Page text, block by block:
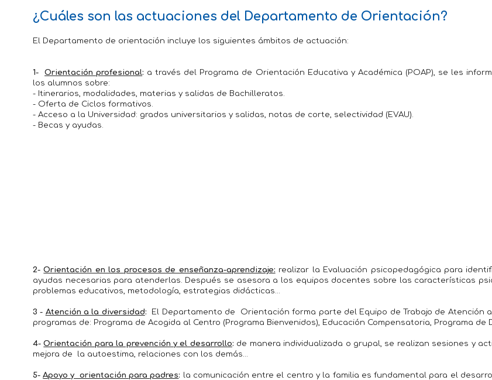
¿Cuáles son las actuaciones del Departamento de Orientación?
El Departamento de orientación incluye los siguientes ámbitos de actuación:
1-Orientación profesional: a través del Programa de Orientación Educativa y Académica (POAP), se les
los alumnos sobre:
- Itinerarios, modalidades, materias y salidas de Bachilleratos.
- Oferta de Ciclos formativos.
- Acceso a la Universidad: grados universitarios y salidas, notas de corte, selectividad (EVAU).
- Becas y ayudas.
2-Orientación en los procesos de enseñanza-aprendizaje: realizar la Evaluación psicopedagógica para
ayudas necesarias para atenderlas. Después se asesora a los equipos docentes sobre las características
problemas educativos, metodología, estrategias didácticas…
3 - Atención a la diversidad:
El Departamento de Orientación forma parte del Equipo de Trabajo de Atención
programas de: Programa de Acogida al Centro (Programa Bienvenidos), Educación Compensatoria, Programa de
4-Orientación para la prevención y el desarrollo: de manera individualizada o grupal, se realizan sesiones y
mejora de la autoestima, relaciones con los demás...
5-Apoyo y orientación para padres: la comunicación entre el centro y la familia es fundamental para el